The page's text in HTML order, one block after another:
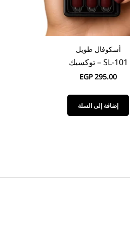
أوفال
O-100 – كلاود
EGP295.00
إضافة إلى السلة